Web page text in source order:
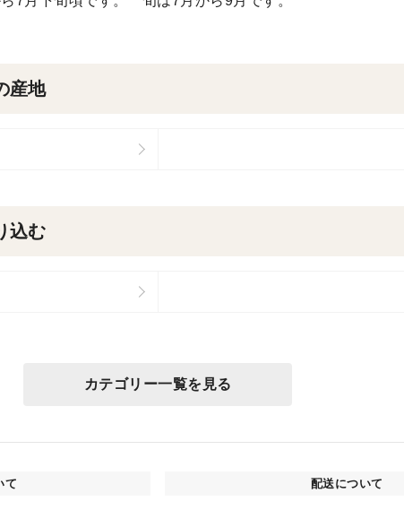
産地
込む
カテゴリー一覧を見る
て 配送について